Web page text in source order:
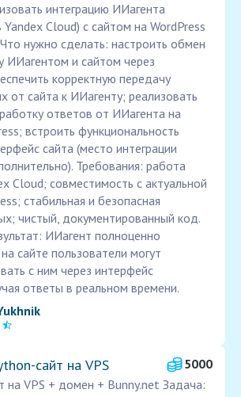
интеграцию ИИагента
Yandex Cloud) с сайтом на WordPress
нужно сделать: настроить обмен
и сайтом через
корректную передачу
от сайта к ИИагенту; реализовать
ответов от ИИагента на
встроить функциональность
сайта (место интеграции
Требования: работа
Cloud; совместимость с актуальной
стабильная и безопасная
чистый, документированный код.
ИИагент полноценно
сайте пользователи могут
с ним через интерфейс
ответы в реальном времени.
сайт на VPS
5000
на VPS + домен + Bunny.net Задача: